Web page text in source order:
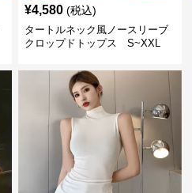
¥4,580 (税込)
タートルネック風ノースリーブ
クロップドトップス S~XXL